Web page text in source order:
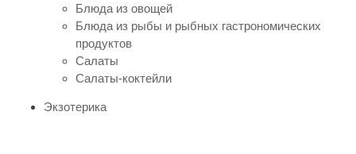
Блюда из овощей
Блюда из рыбы и рыбных гастрономических
продуктов
Салаты
Салаты-коктейли
Экзотерика